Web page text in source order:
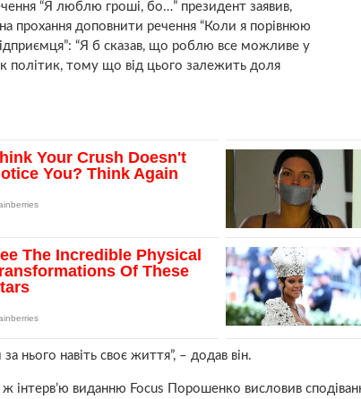
“Я люблю гроші, бо…” президент заявив,
прохання доповнити речення “Коли я порівнюю
“Я б сказав, що роблю все можливе у
політик, тому що від цього залежить доля
нього навіть своє життя”, – додав він.
інтерв’ю виданню Focus Порошенко висловив